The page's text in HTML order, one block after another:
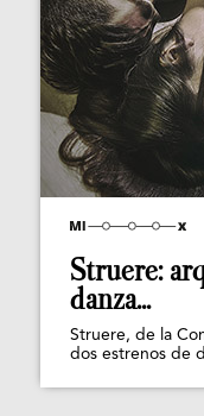
Struere:
danza...
Struere, de la
dos estrenos de